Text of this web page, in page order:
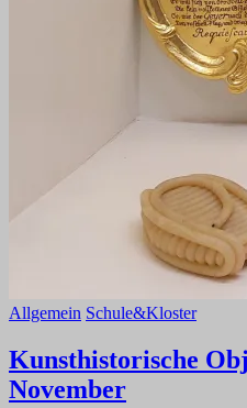
Allgemein Schule&Kloster
Kunsthistorische
November